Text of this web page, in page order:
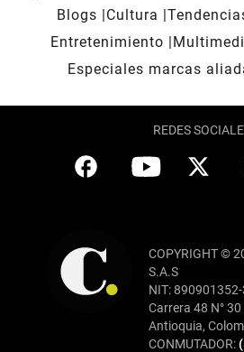
Blogs
Cultura
Entretenimiento
Especiales marcas
REDES
COPYRIGHT ©
S.A.S
NIT: 890901352-
Carrera 48 N°
Antioquia,
CONMUTADOR: